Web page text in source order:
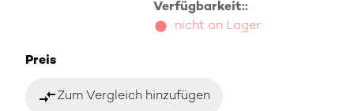
Verfügbarkeit::
nicht an Lager
Preis
compare_arrowsZum Vergleich hinzufügen